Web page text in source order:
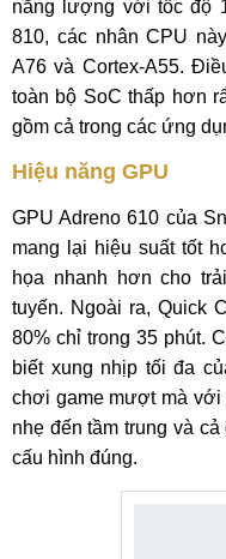
năng lượng với tốc độ
810, các nhân CPU
A76 và Cortex-A55.
toàn bộ SoC thấp hơn
gồm cả trong các ứng
Hiệu năng GPU
GPU Adreno 610 của
mang lại hiệu suất tốt
họa nhanh hơn cho
tuyến. Ngoài ra, Quick
80% chỉ trong 35 phút.
biết xung nhịp tối đa
chơi game mượt mà với
nhẹ đến tầm trung và
cấu hình đúng.